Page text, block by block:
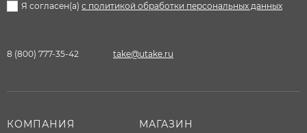
Я согласен(a) с политикой обработки персональных данных
8 (800) 777-35-42 take@utake.ru
КОМПАНИЯ МАГАЗИН